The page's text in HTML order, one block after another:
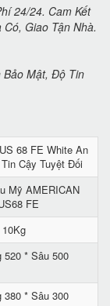
24/24. Cam Kết
Giao Tận Nhà.
68 FE White An
Cậy Tuyệt Đối
Mỹ AMERICAN
FE
520 * Sâu 500
380 * Sâu 300